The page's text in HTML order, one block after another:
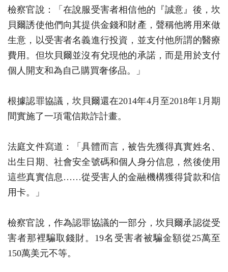
檢察官說：「在說服受害者相信他的『誠意』後，坎
貝爾誘使他們向其提供金錢和財產，聲稱他將用來做
生意，以受害者名義進行投資，並支付他所謂的醫療
費用。但坎貝爾並沒有兌現他的承諾，而是用於支付
個人開支和為自己購買奢侈品。」
根據認罪協議，坎貝爾還在2014年4月至2018年1月期
間實施了一項電信欺詐計畫。
法庭文件寫道：「具體而言，被告先獲得真實姓名、
出生日期、社會安全號碼和個人身分信息，然後使用
這些真實信息……從受害人的金融機構獲得貸款和信
用卡。」
檢察官說，作為認罪協議的一部分，坎貝爾承認從受
害者那裡騙取錢財。19名受害者被騙金額從25萬至
150萬美元不等。